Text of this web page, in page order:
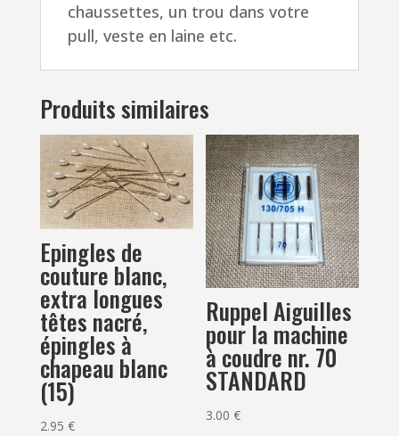
chaussettes, un trou dans votre
pull, veste en laine etc.
Produits similaires
Epingles de
couture blanc,
extra longues
têtes nacré,
épingles à
chapeau blanc
(15)
2.95 €
Ruppel Aiguilles
pour la machine
à coudre nr. 70
STANDARD
3.00€